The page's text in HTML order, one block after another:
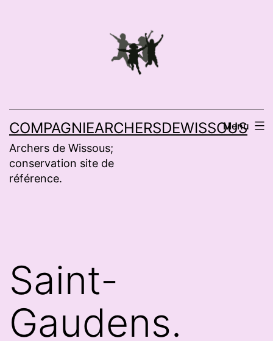
COMPAGNIEARCHERSDEWISSOUS
Archers de Wissous;
conservation site de
référence.
Menu
Saint-
Gaudens.